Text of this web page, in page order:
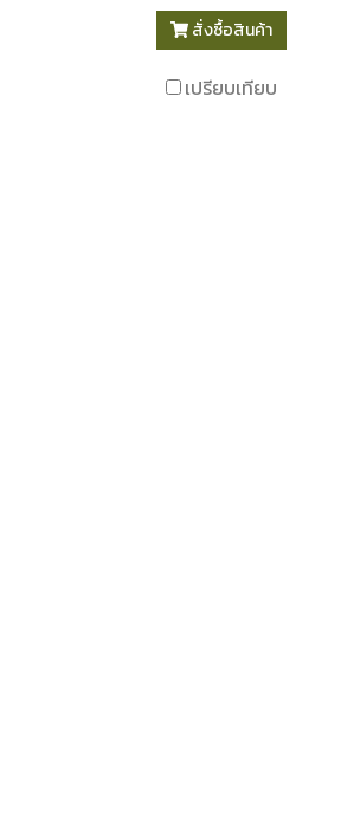
สั่งซื้อสินค้า
เปรียบเทียบ